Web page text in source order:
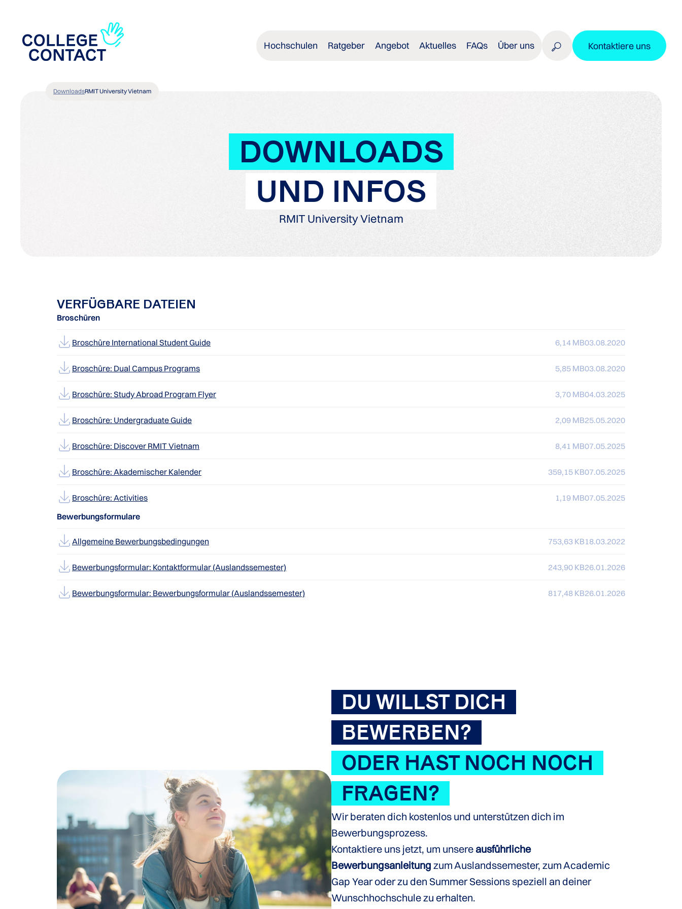
Hochschulen Ratgeber Angebot Aktuelles FAQs Über uns Kontaktiere uns
DownloadsRMIT University Vietnam
DOWNLOADS
UND INFOS
RMIT University Vietnam
VERFÜGBARE DATEIEN
Broschüren
Broschüre International Student Guide 6,14 MB03.08.2020
Broschüre: Dual Campus Programs 5,85 MB03.08.2020
Broschüre: Study Abroad Program Flyer 3,70 MB04.03.2025
Broschüre: Undergraduate Guide 2,09 MB25.05.2020
Broschüre: Discover RMIT Vietnam 8,41 MB07.05.2025
Broschüre: Akademischer Kalender 359,15 KB07.05.2025
Broschüre: Activities 1,19 MB07.05.2025
Bewerbungsformulare
Allgemeine Bewerbungsbedingungen 753,63 KB18.03.2022
Bewerbungsformular: Kontaktformular (Auslandssemester) 243,90 KB26.01.2026
Bewerbungsformular: Bewerbungsformular (Auslandssemester) 817,48 KB26.01.2026
DU WILLST DICH
BEWERBEN?
ODER HAST NOCH NOCH
FRAGEN?
Wir beraten dich kostenlos und unterstützen dich im
Bewerbungsprozess.
Kontaktiere uns jetzt, um unsere ausführliche
Bewerbungsanleitung zum Auslandssemester, zum Academic
Gap Year oder zu den Summer Sessions speziell an deiner
Wunschhochschule zu erhalten.